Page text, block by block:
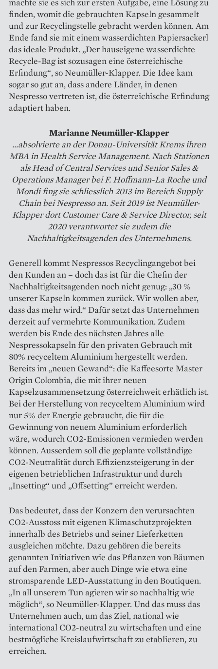
finden, womit die gebrauchten Kapseln gesammelt
und zur Recyclingstelle gebracht werden können. Am
Ende fand sie mit einem wasserdichten Papiersackerl
das ideale Produkt. „Der hauseigene wasserdichte
Recycle-Bag ist sozusagen eine österreichische
Erfindung“, so Neumüller-Klapper. Die Idee kam
sogar so gut an, dass andere Länder, in denen
Nespresso vertreten ist, die österreichische Erfindung
adaptiert haben.
Marianne Neumüller-Klapper
...absolvierte an der Donau-Universität Krems ihren
MBA in Health Service Management. Nach Stationen
als Head of Central Services und Senior Sales &
Operations Manager bei F. Hoffmann-La Roche und
Mondi fing sie schliesslich 2013 im Bereich Supply
Chain bei Nespresso an. Seit 2019 ist Neumüller-
Klapper dort Customer Care & Service Director, seit
2020 verantwortet sie zudem die
Nachhaltigkeitsagenden des Unternehmens.
Generell kommt Nespressos Recyclingangebot bei
den Kunden an – doch das ist für die Chefin der
Nachhaltigkeitsagenden noch nicht genug: „30 %
unserer Kapseln kommen zurück. Wir wollen aber,
dass das mehr wird.“ Dafür setzt das Unternehmen
derzeit auf vermehrte Kommunikation. Zudem
werden bis Ende des nächsten Jahres alle
Nespressokapseln für den privaten Gebrauch mit
80% recyceltem Aluminium hergestellt werden.
Bereits im „neuen Gewand“: die Kaffeesorte Master
Origin Colombia, die mit ihrer neuen
Kapselzusammensetzung österreichweit erhätlich ist.
Bei der Herstellung von recyceltem Aluminium wird
nur 5% der Energie gebraucht, die für die
Gewinnung von neuem Aluminium erforderlich
wäre, wodurch CO2-Emissionen vermieden werden
können. Ausserdem soll die geplante vollständige
CO2-Neutralität durch Effizienzsteigerung in der
eigenen betrieblichen Infrastruktur und durch
„Insetting“ und „Offsetting” erreicht werden.
Das bedeutet, dass der Konzern den verursachten
CO2-Ausstoss mit eigenen Klimaschutzprojekten
innerhalb des Betriebs und seiner Lieferketten
ausgleichen möchte. Dazu gehören die bereits
genannten Initiativen wie das Pflanzen von Bäumen
auf den Farmen, aber auch Dinge wie etwa eine
stromsparende LED-Ausstattung in den Boutiquen.
„In all unserem Tun agieren wir so nachhaltig wie
möglich“, so Neumüller-Klapper. Und das muss das
Unternehmen auch, um das Ziel, national wie
international CO2-neu­tral zu wirtschaften und eine
bestmögliche Kreislaufwirtschaft zu etablieren, zu
erreichen.